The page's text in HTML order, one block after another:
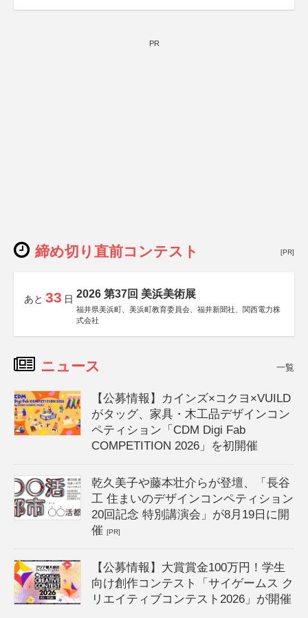
PR
締め切り直前コンテスト [PR]
あと 33 日 2026 第37回 美浜美術展
福井県美浜町、美浜町教育委員会、福井新聞社、関西電力株
式会社
ニュース 一覧
【公募情報】カインズ×コクヨ×VUILD
がタッグ、家具・木工品デザインコン
ペティション「CDM Digi Fab
COMPETITION 2026」を初開催
乾久美子や藤本壮介らが登壇、「長谷
工 住まいのデザインコンペティション
20回記念 特別講演会」が8月19日に開
催[PR]
【公募情報】大賞賞金100万円！学生
向け創作コンテスト「サイゲームス ク
リエイティブコンテスト2026」が開催